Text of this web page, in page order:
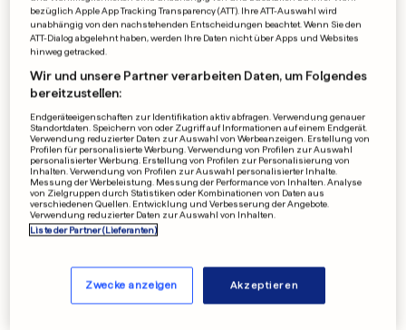
bezüglich Apple App Tracking Transparency (ATT). Ihre ATT-Auswahl wird
unabhängig von den nachstehenden Entscheidungen beachtet. Wenn Sie den
ATT-Dialog abgelehnt haben, werden Ihre Daten nicht über Apps und Websites
hinweg getracked.
Wir und unsere Partner verarbeiten Daten, um Folgendes
bereitzustellen:
Endgeräteeigenschaften zur Identifikation aktiv abfragen. Verwendung genauer
Standortdaten. Speichern von oder Zugriff auf Informationen auf einem Endgerät.
Verwendung reduzierter Daten zur Auswahl von Werbeanzeigen. Erstellung von
Profilen für personalisierte Werbung. Verwendung von Profilen zur Auswahl
personalisierter Werbung. Erstellung von Profilen zur Personalisierung von
Inhalten. Verwendung von Profilen zur Auswahl personalisierter Inhalte.
Messung der Werbeleistung. Messung der Performance von Inhalten. Analyse
von Zielgruppen durch Statistiken oder Kombinationen von Daten aus
verschiedenen Quellen. Entwicklung und Verbesserung der Angebote.
Verwendung reduzierter Daten zur Auswahl von Inhalten.
Liste der Partner (Lieferanten)
Zwecke anzeigen Akzeptieren